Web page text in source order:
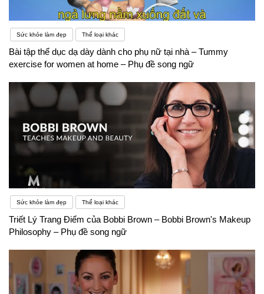
Sức khỏe làm đẹp Thể loại khác
Bài tập thể dục dạ dày dành cho phụ nữ tại nhà – Tummy
exercise for women at home – Phụ đề song ngữ
Sức khỏe làm đẹp Thể loại khác
Triết Lý Trang Điểm của Bobbi Brown – Bobbi Brown's Makeup
Philosophy – Phụ đề song ngữ